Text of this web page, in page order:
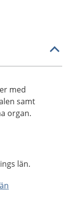
med
samt
organ.
län.